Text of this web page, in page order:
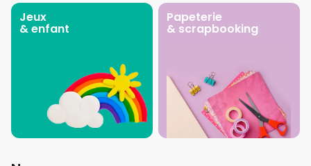
Jeux
& enfant
Papeterie
& scrapbooking